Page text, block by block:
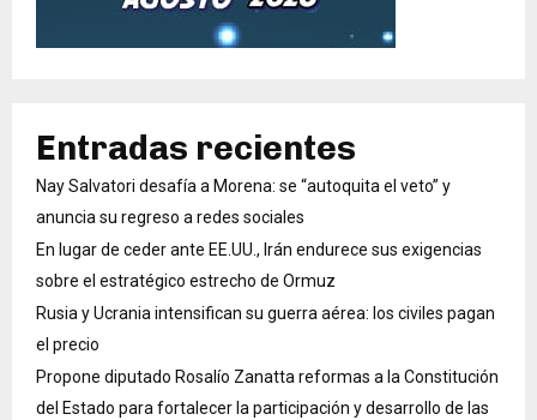
Entradas recientes
Nay Salvatori desafía a Morena: se “autoquita el veto” y
anuncia su regreso a redes sociales
En lugar de ceder ante EE.UU., Irán endurece sus exigencias
sobre el estratégico estrecho de Ormuz
Rusia y Ucrania intensifican su guerra aérea: los civiles pagan
el precio
Propone diputado Rosalío Zanatta reformas a la Constitución
del Estado para fortalecer la participación y desarrollo de las